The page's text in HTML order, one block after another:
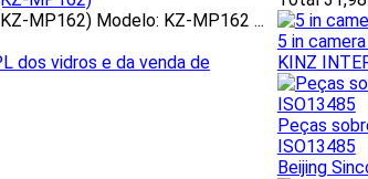
MP162) Modelo: KZ-MP162 ...
dos vidros e da venda de
5 in
KINZ
Peças
ISO13485
Beijing